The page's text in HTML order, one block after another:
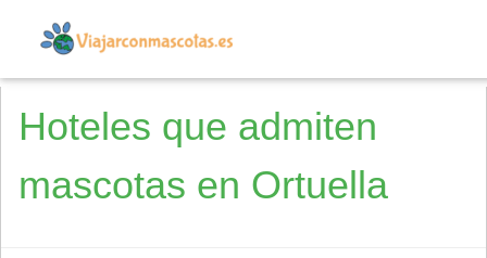
Hoteles que admiten
mascotas en Ortuella